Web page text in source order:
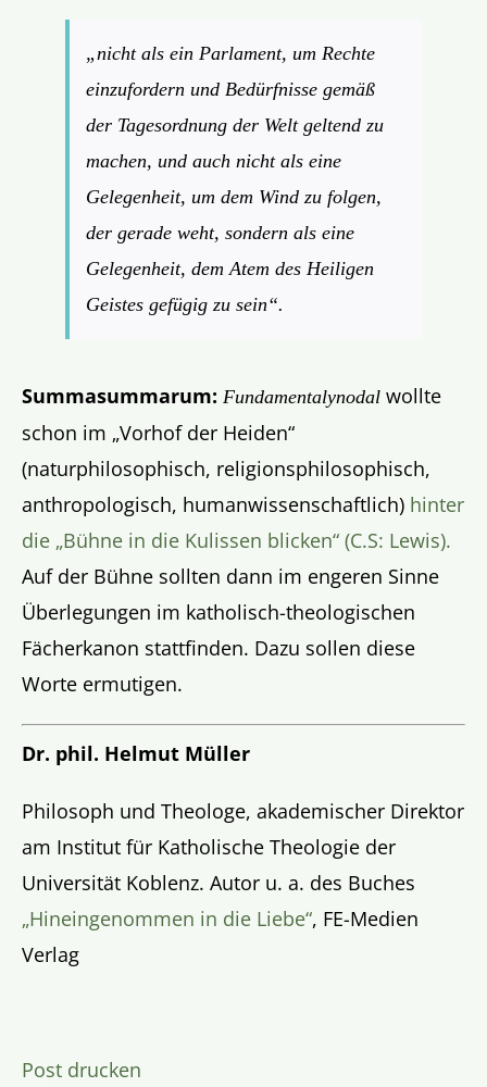
„nicht als ein Parlament, um Rechte
einzufordern und Bedürfnisse gemäß
der Tagesordnung der Welt geltend zu
machen, und auch nicht als eine
Gelegenheit, um dem Wind zu folgen,
der gerade weht, sondern als eine
Gelegenheit, dem Atem des Heiligen
Geistes gefügig zu sein“.
Summasummarum: Fundamentalynodal wollte
schon im „Vorhof der Heiden“
(naturphilosophisch, religionsphilosophisch,
anthropologisch, humanwissenschaftlich) hinter
die „Bühne in die Kulissen blicken“ (C.S: Lewis).
Auf der Bühne sollten dann im engeren Sinne
Überlegungen im katholisch-theologischen
Fächerkanon stattfinden. Dazu sollen diese
Worte ermutigen.
Dr. phil. Helmut Müller
Philosoph und Theologe, akademischer Direktor
am Institut für Katholische Theologie der
Universität Koblenz. Autor u. a. des Buches
„Hineingenommen in die Liebe“, FE-Medien
Verlag
Post drucken